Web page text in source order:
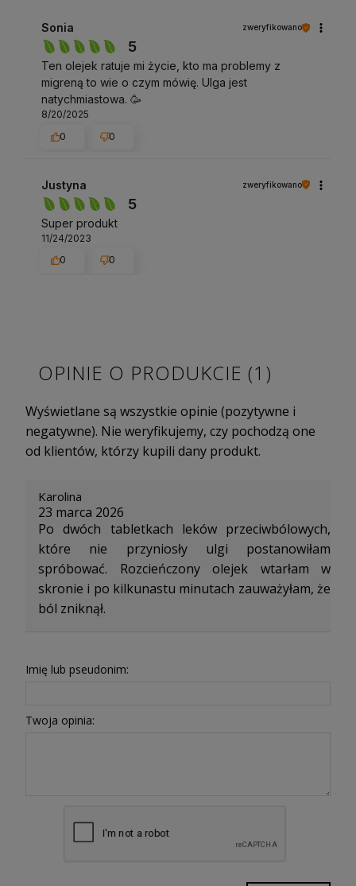
Sonia zweryfikowano
5
Ten olejek ratuje mi życie, kto ma problemy z
migreną to wie o czym mówię. Ulga jest
natychmiastowa. 🥳
8/20/2025
0
0
Justyna zweryfikowano
5
Super produkt
11/24/2023
0
0
OPINIE O PRODUKCIE (1)
Wyświetlane są wszystkie opinie (pozytywne i
negatywne). Nie weryfikujemy, czy pochodzą one
od klientów, którzy kupili dany produkt.
Karolina
23 marca 2026
Po dwóch tabletkach leków przeciwbólowych,
które nie przyniosły ulgi postanowiłam
spróbować. Rozcieńczony olejek wtarłam w
skronie i po kilkunastu minutach zauważyłam, że
ból zniknął.
Imię lub pseudonim:
Twoja opinia: